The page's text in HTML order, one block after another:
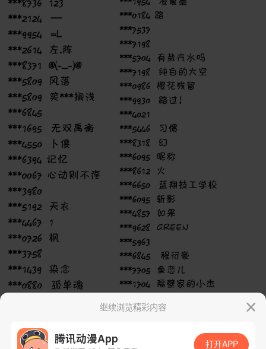
继续浏览精彩内容
腾讯动漫App 打开APP